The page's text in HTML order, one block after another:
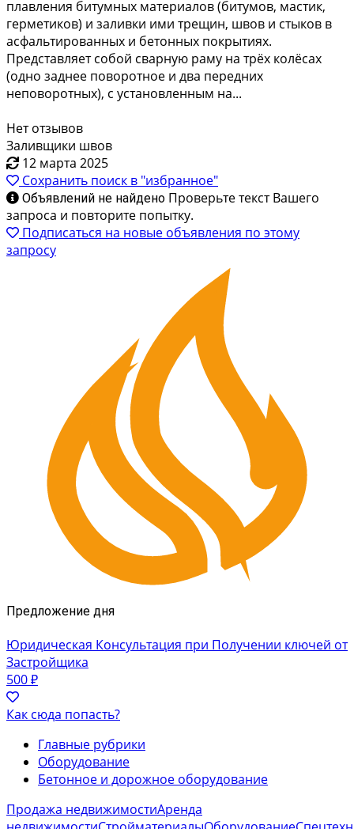
Ручной Заливщик швов Битумом ПКЗ-50
В корзину
75 000 ₽
Доставка из г.Санкт-Петербург
Ручной заливщик ПКЗ-50 предназначен для
плавления битумных материалов (битумов, мастик,
герметиков) и заливки ими трещин, швов и стыков в
асфальтированных и бетонных покрытиях.
Представляет собой сварную раму на трёх колёсах
(одно заднее поворотное и два передних
неповоротных), с установленным на...
Нет отзывов
Заливщики швов
12 марта 2025
Сохранить поиск в "избранное"
Объявлений не найдено
Проверьте текст Вашего
запроса и повторите попытку.
Подписаться на новые объявления по этому
запросу